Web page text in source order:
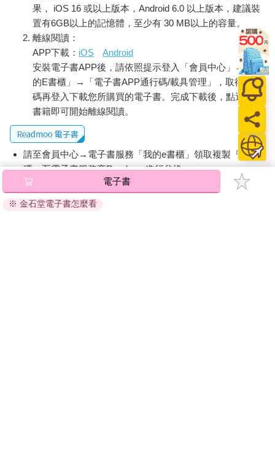
果， iOS 16 或以上版本，Android 6.0 以上版本，建議裝
置有6GB以上的記憶體，至少有 30 MB以上的容量。
離線閱讀：
APP下載： iOS
Android
安裝電子書APP後，請依照提示登入「會員中心」→「我
的E書櫃」→「電子書APP通行碼/載具管理」，取得通行
碼再登入下載您所購買的電子書。完成下載後，點選任一
書籍即可開始離線閱讀。
請至會員中心→電子書服務「我的e書櫃」領取複製『兌換
碼』至電子書服務商Readmoo進行兌換。
退換貨須知：
因版權保護，您在金石堂所購買的電子書僅能以金石堂專屬
電子書
※ 金石堂電子書怎麼看